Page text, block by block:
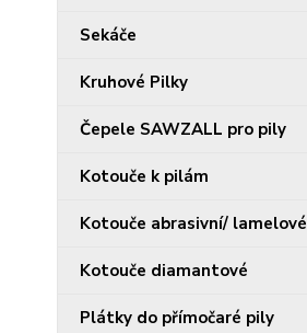
Sekáče
Kruhové Pilky
Čepele SAWZALL pro pily
Kotouče k pilám
Kotouče abrasivní/ lamelové
Kotouče diamantové
Plátky do přímočaré pily